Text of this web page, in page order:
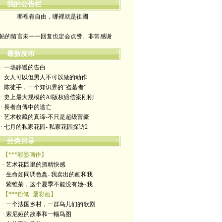
我的公告栏
哪裡有自由，哪裡就是祖國
yimengling53@yahoo.com
有意收藏者请私信我，感谢一贯支持
政治转载不一定代表本人意见
艺术博客：https://yimengl.blog
目录中标注星号的为本人艺术原创
最新发布
· 一场静谧的告白
· 女人可以但男人不可以做的动作
· 陈徒手，一个知识界的“盗墓者”
· 史上最大规模的AI版权赔偿案刚刚
· 長者自傳中的逃亡
· 艺术收藏的真谛-不只是超级富豪
· 七月的私家花园- 私家花园探访2
分类目录
【***彩墨画作】
· 艺术花园里的酒精快感
· 生命如同调色盘- 我卖出的画和我
· 紫锥菊，这个夏季不能没有她~我
【***粉笔+蛋彩画】
· 一个法国乡村，一群鸟儿们的歌剧
· 索尼娅的故事和一幅鸟图